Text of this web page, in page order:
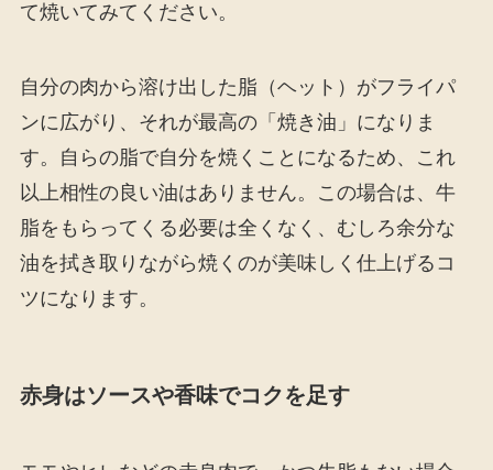
て焼いてみてください。
自分の肉から溶け出した脂（ヘット）がフライパ
ンに広がり、それが最高の「焼き油」になりま
す。自らの脂で自分を焼くことになるため、これ
以上相性の良い油はありません。この場合は、牛
脂をもらってくる必要は全くなく、むしろ余分な
油を拭き取りながら焼くのが美味しく仕上げるコ
ツになります。
赤身はソースや香味でコクを足す